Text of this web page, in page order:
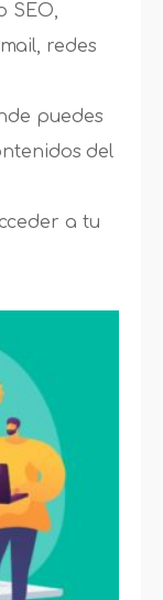
SEO,
redes
puedes
del
a tu